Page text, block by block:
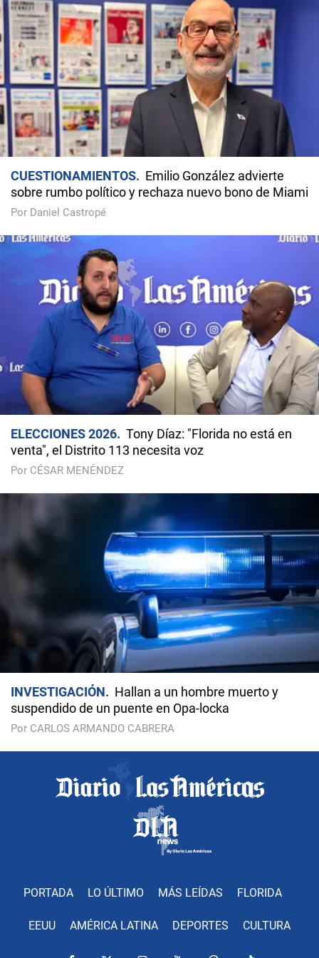
CUESTIONAMIENTOS
Emilio González advierte
sobre rumbo político y rechaza nuevo bono de Miami
Por Daniel Castropé
ELECCIONES 2026
Tony Díaz: "Florida no está en
venta", el Distrito 113 necesita voz
Por CÉSAR MENÉNDEZ
INVESTIGACIÓN
Hallan a un hombre muerto y
suspendido de un puente en Opa-locka
Por CARLOS ARMANDO CABRERA
PORTADA LO ÚLTIMO MÁS LEÍDAS FLORIDA
EEUU AMÉRICA LATINA DEPORTES CULTURA